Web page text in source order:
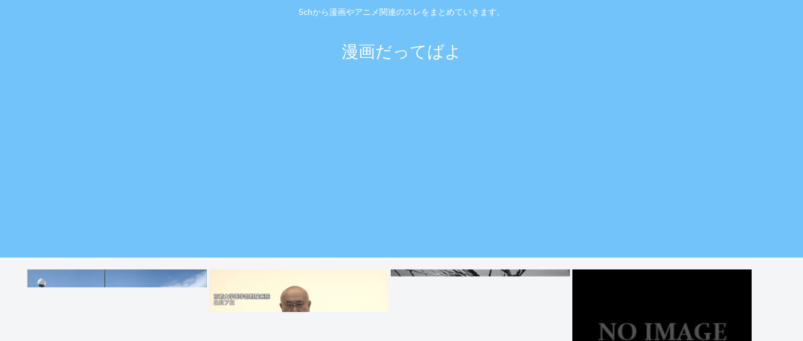
5chから漫画やアニメ関連のスレをまとめていきます。
漫画だってばよ